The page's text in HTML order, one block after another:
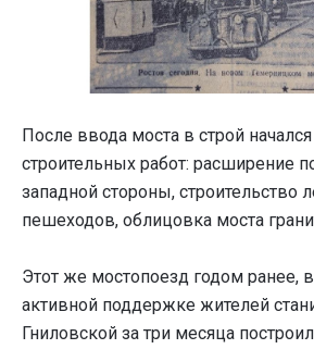
После ввода моста в строй
строительных работ: расширение
западной стороны, строительство
пешеходов, облицовка моста
Этот же мостопоезд годом ранее,
активной поддержке жителей
Гниловской за три месяца построил